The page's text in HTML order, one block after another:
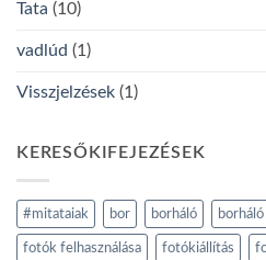
Tata (10)
vadlúd (1)
Visszjelzések (1)
KERESŐKIFEJEZÉSEK
#mitataiak bor borháló borháló
fotók felhasználása fotókiállítás